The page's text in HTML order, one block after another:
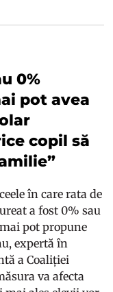
0%
pot avea
copil să
în care rata de
a fost 0% sau
pot propune
expertă în
a Coaliției
va afecta